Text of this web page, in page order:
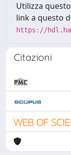
Utilizza
link a questo
https://
Citazioni